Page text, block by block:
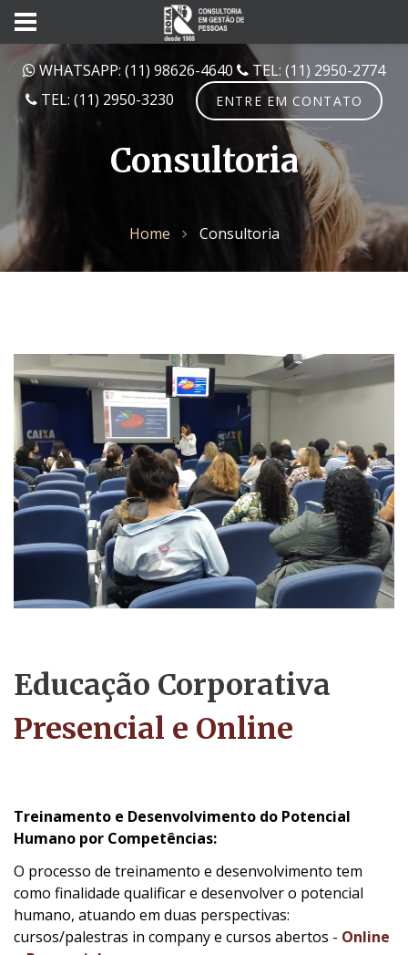
WHATSAPP: (11) 98626-4640
TEL: (11) 2950-2774
TEL: (11) 2950-3230
ENTRE EM CONTATO
Consultoria
Home Consultoria
Educação Corporativa
Presencial e Online
Treinamento e Desenvolvimento do Potencial
Humano por Competências:
O processo de treinamento e desenvolvimento tem
como finalidade qualificar e desenvolver o potencial
humano, atuando em duas perspectivas:
cursos/palestras in company e cursos abertos - Online